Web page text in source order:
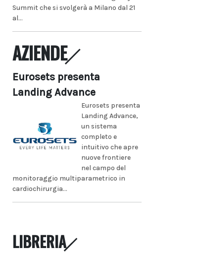
Summit che si svolgerà a Milano dal 21
al...
AZIENDE
Eurosets presenta
Landing Advance
Eurosets presenta
Landing Advance,
un sistema
completo e
intuitivo che apre
nuove frontiere
nel campo del
monitoraggio multiparametrico in
cardiochirurgia...
LIBRERIA